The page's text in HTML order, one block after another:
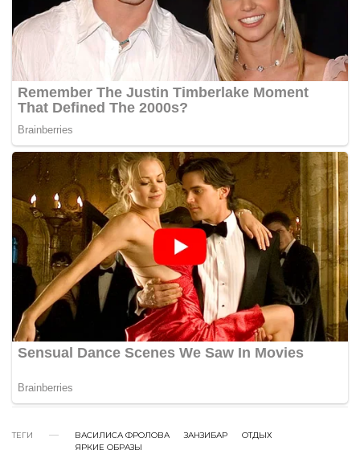
ТЕГИ ВАСИЛИСА ФРОЛОВА ЗАНЗИБАР
ОТДЫХ
ЯРКИЕ ОБРАЗЫ